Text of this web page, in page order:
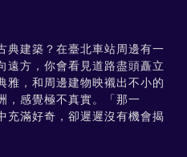
典建築？在臺北車站周邊有一
遠方，你會看見道路盡頭矗立
雅，和周邊建物映襯出不小的
，感覺極不真實。「那一
滿好奇，卻遲遲沒有機會揭